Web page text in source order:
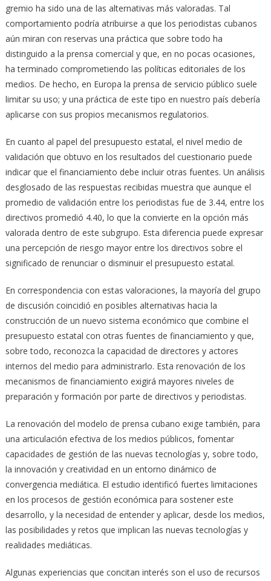
gremio ha sido una de las alternativas más valoradas. Tal
comportamiento podría atribuirse a que los periodistas cubanos
aún miran con reservas una práctica que sobre todo ha
distinguido a la prensa comercial y que, en no pocas ocasiones,
ha terminado comprometiendo las políticas editoriales de los
medios. De hecho, en Europa la prensa de servicio público suele
limitar su uso; y una práctica de este tipo en nuestro país debería
aplicarse con sus propios mecanismos regulatorios.
En cuanto al papel del presupuesto estatal, el nivel medio de
validación que obtuvo en los resultados del cuestionario puede
indicar que el financiamiento debe incluir otras fuentes. Un análisis
desglosado de las respuestas recibidas muestra que aunque el
promedio de validación entre los periodistas fue de 3.44, entre los
directivos promedió 4.40, lo que la convierte en la opción más
valorada dentro de este subgrupo. Esta diferencia puede expresar
una percepción de riesgo mayor entre los directivos sobre el
significado de renunciar o disminuir el presupuesto estatal.
En correspondencia con estas valoraciones, la mayoría del grupo
de discusión coincidió en posibles alternativas hacia la
construcción de un nuevo sistema económico que combine el
presupuesto estatal con otras fuentes de financiamiento y que,
sobre todo, reconozca la capacidad de directores y actores
internos del medio para administrarlo. Esta renovación de los
mecanismos de financiamiento exigirá mayores niveles de
preparación y formación por parte de directivos y periodistas.
La renovación del modelo de prensa cubano exige también, para
una articulación efectiva de los medios públicos, fomentar
capacidades de gestión de las nuevas tecnologías y, sobre todo,
la innovación y creatividad en un entorno dinámico de
convergencia mediática. El estudio identificó fuertes limitaciones
en los procesos de gestión económica para sostener este
desarrollo, y la necesidad de entender y aplicar, desde los medios,
las posibilidades y retos que implican las nuevas tecnologías y
realidades mediáticas.
Algunas experiencias que concitan interés son el uso de recursos